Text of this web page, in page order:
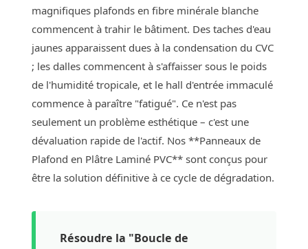
magnifiques plafonds en fibre minérale blanche
commencent à trahir le bâtiment. Des taches d'eau
jaunes apparaissent dues à la condensation du CVC
; les dalles commencent à s'affaisser sous le poids
de l'humidité tropicale, et le hall d'entrée immaculé
commence à paraître "fatigué". Ce n'est pas
seulement un problème esthétique – c'est une
dévaluation rapide de l'actif. Nos **Panneaux de
Plafond en Plâtre Laminé PVC** sont conçus pour
être la solution définitive à ce cycle de dégradation.
Résoudre la "Boucle de